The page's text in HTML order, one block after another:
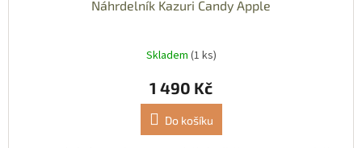
Náhrdelník Kazuri Candy Apple
Skladem (1 ks)
1 490 Kč
Do košíku